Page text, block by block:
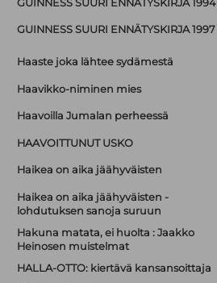
GUINNESS SUURI ENNÄTYSKIRJA 1994
GUINNESS SUURI ENNÄTYSKIRJA 1997
Haaste joka lähtee sydämestä
Haavikko-niminen mies
Haavoilla Jumalan perheessä
HAAVOITTUNUT USKO
Haikea on aika jäähyväisten
Haikea on aika jäähyväisten -
lohdutuksen sanoja suruun
Hakuna matata, ei huolta : Jaakko
Heinosen muistelmat
HALLA-OTTO: kiertävä kansansoittaja